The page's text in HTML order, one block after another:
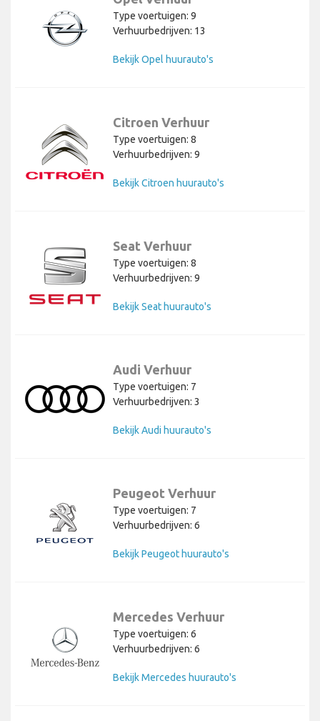
Type voertuigen: 9
Verhuurbedrijven: 13
Bekijk Opel huurauto's
Citroen Verhuur
Type voertuigen: 8
Verhuurbedrijven: 9
Bekijk Citroen huurauto's
Seat Verhuur
Type voertuigen: 8
Verhuurbedrijven: 9
Bekijk Seat huurauto's
Audi Verhuur
Type voertuigen: 7
Verhuurbedrijven: 3
Bekijk Audi huurauto's
Peugeot Verhuur
Type voertuigen: 7
Verhuurbedrijven: 6
Bekijk Peugeot huurauto's
Mercedes Verhuur
Type voertuigen: 6
Verhuurbedrijven: 6
Bekijk Mercedes huurauto's